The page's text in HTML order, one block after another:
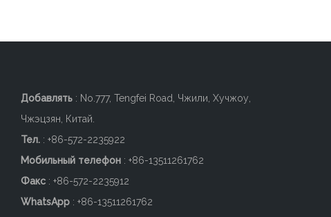
Добавлять : No.777, Tengfei Road, Чжили, Хучжоу,
Чжэцзян, Китай.
Тел. : +86-572-2235922
Мобильный телефон : +86-13511261762
Факс : +86-572-2235912
WhatsApp : +86-13511261762